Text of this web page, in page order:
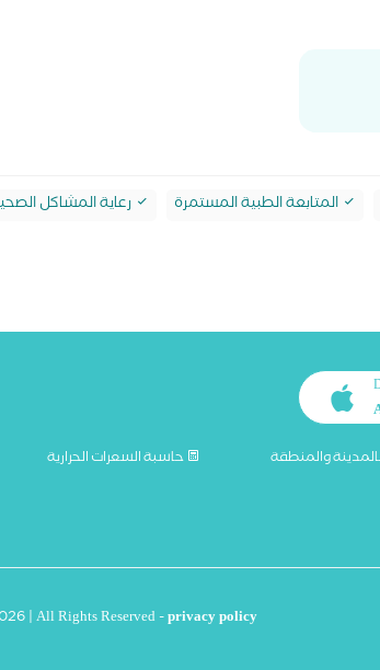
المتابعة الطبية المستمرة
رعاية المشاكل
والمنطقة حاسبة السعرات الحرارية
| All Rights Reserved -privacy policy